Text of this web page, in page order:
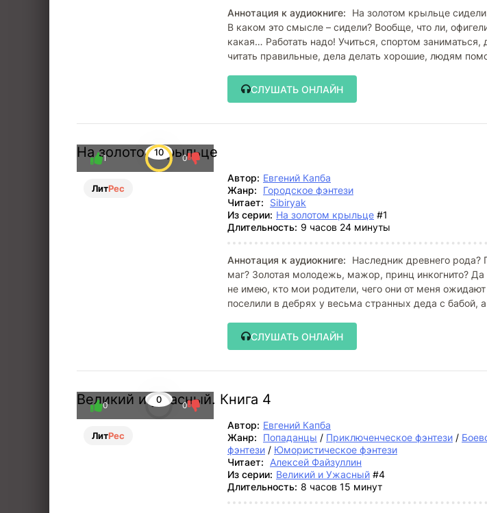
Аннотация к аудиокниге:
На золотом крыльце
В каком это смысле – сидели? Вообще, что ли,
какая… Работать надо! Учиться, спортом заниматься,
читать правильные, дела делать хорошие, людям
СЛУШАТЬ ОНЛАЙН
На золотом крыльце
ЛитРес
10
1 0
Автор: Евгений Капба
Жанр:
Городское фэнтези
Читает:
Sibiryak
Из серии: На золотом крыльце #1
Длительность: 9 часов 24 минуты
Аннотация к аудиокниге:
Наследник древнего
маг? Золотая молодежь, мажор, принц инкогнито? Да
не имею, кто мои родители, чего они от меня
поселили в дебрях у весьма странных деда с бабой,
СЛУШАТЬ ОНЛАЙН
Великий и ужасный. Книга 4
ЛитРес
0
0 0
Автор: Евгений Капба
Жанр:
Попаданцы / Приключенческое фэнтези /
фэнтези / Юмористическое фэнтези
Читает:
Алексей Файзуллин
Из серии: Великий и Ужасный #4
Длительность: 8 часов 15 минут